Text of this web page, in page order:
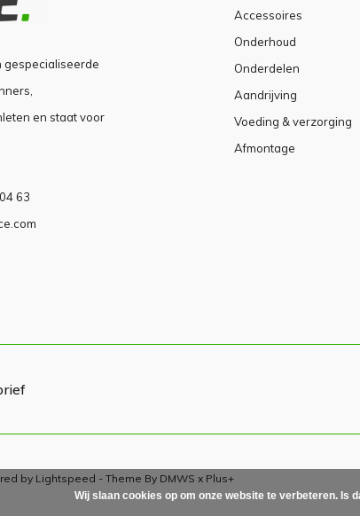
gespecialiseerde
en staat voor
63
Accessoires
Onderhoud
Onderdelen
Aandrijving
Voeding & verzorging
Afmontage
by Lightspeed - Theme By DMWS x Plus+
Wij slaan cookies op om onze website te verbeteren. Is